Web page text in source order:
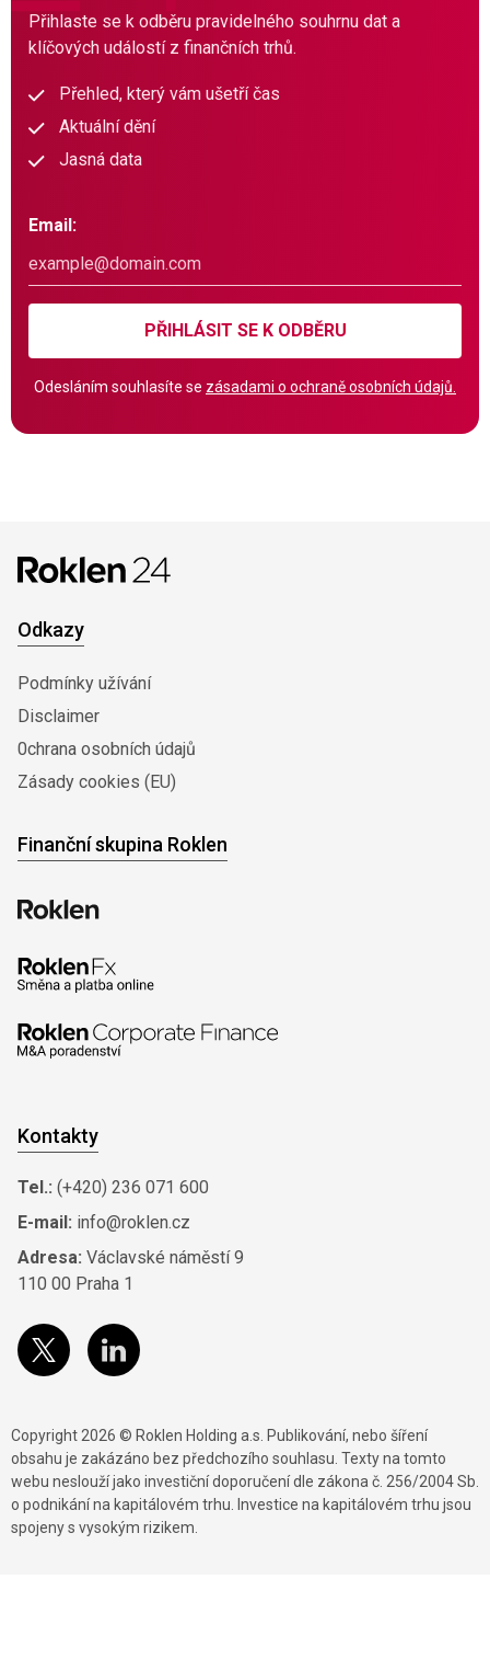
Přihlaste se k odběru pravidelného souhrnu dat a
klíčových událostí z finančních trhů.
Přehled, který vám ušetří čas
Aktuální dění
Jasná data
Email:
PŘIHLÁSIT SE K ODBĚRU
Odesláním souhlasíte se zásadami o ochraně osobních údajů.
Odkazy
Podmínky užívání
Disclaimer
0chrana osobních údajů
Zásady cookies (EU)
Finanční skupina Roklen
Kontakty
Tel.: (+420) 236 071 600
E-mail: info@roklen.cz
Adresa: Václavské náměstí 9
110 00 Praha 1
Copyright 2026 © Roklen Holding a.s. Publikování, nebo šíření
obsahu je zakázáno bez předchozího souhlasu. Texty na tomto
webu neslouží jako investiční doporučení dle zákona č. 256/2004 Sb.
o podnikání na kapitálovém trhu. Investice na kapitálovém trhu jsou
spojeny s vysokým rizikem.